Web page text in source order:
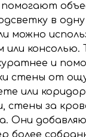
в
можно
или
и
стены от
или
стены за
Они
более